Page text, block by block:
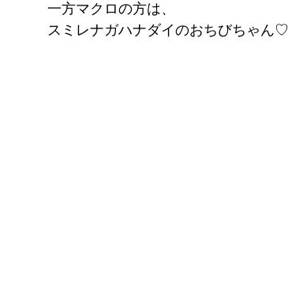
一方マクロの方は、
スミレナガハナダイのおちびちゃん♡